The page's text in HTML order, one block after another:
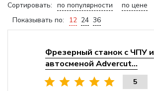
Сортировать: по популярности
по цене
Показывать по:
12 24 36
Фрезерный станок с ЧПУ и
автосменой Advercut...
5